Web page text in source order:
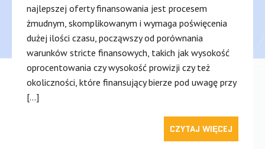
najlepszej oferty finansowania jest procesem
żmudnym, skomplikowanym i wymaga poświęcenia
dużej ilości czasu, począwszy od porównania
warunków stricte finansowych, takich jak wysokość
oprocentowania czy wysokość prowizji czy też
okoliczności, które finansujący bierze pod uwagę przy
[…]
CZYTAJ WIĘCEJ